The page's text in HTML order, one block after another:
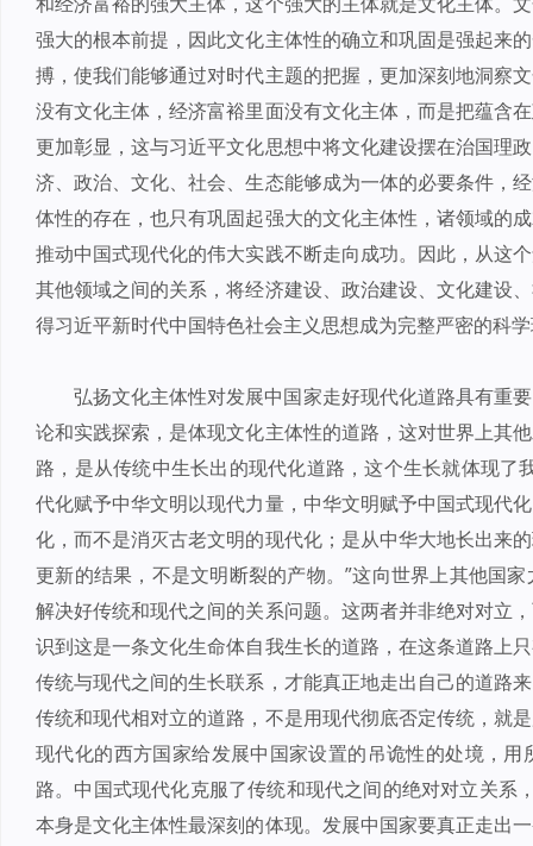
强大的根本前提，因此文化主体性的确立和巩固是强起来
搏，使我们能够通过对时代主题的把握，更加深刻地洞察
没有文化主体，经济富裕里面没有文化主体，而是把蕴含
更加彰显，这与习近平文化思想中将文化建设摆在治国理
济、政治、文化、社会、生态能够成为一体的必要条件，
体性的存在，也只有巩固起强大的文化主体性，诸领域的
推动中国式现代化的伟大实践不断走向成功。因此，从这
其他领域之间的关系，将经济建设、政治建设、文化建设
得习近平新时代中国特色社会主义思想成为完整严密的科
弘扬文化主体性对发展中国家走好现代化道路具有重
论和实践探索，是体现文化主体性的道路，这对世界上其
路，是从传统中生长出的现代化道路，这个生长就体现了
代化赋予中华文明以现代力量，中华文明赋予中国式现代
化，而不是消灭古老文明的现代化；是从中华大地长出来
更新的结果，不是文明断裂的产物。”这向世界上其他国
解决好传统和现代之间的关系问题。这两者并非绝对对立
识到这是一条文化生命体自我生长的道路，在这条道路上
传统与现代之间的生长联系，才能真正地走出自己的道路
传统和现代相对立的道路，不是用现代彻底否定传统，就
现代化的西方国家给发展中国家设置的吊诡性的处境，
路。中国式现代化克服了传统和现代之间的绝对对立关系
本身是文化主体性最深刻的体现。发展中国家要真正走出